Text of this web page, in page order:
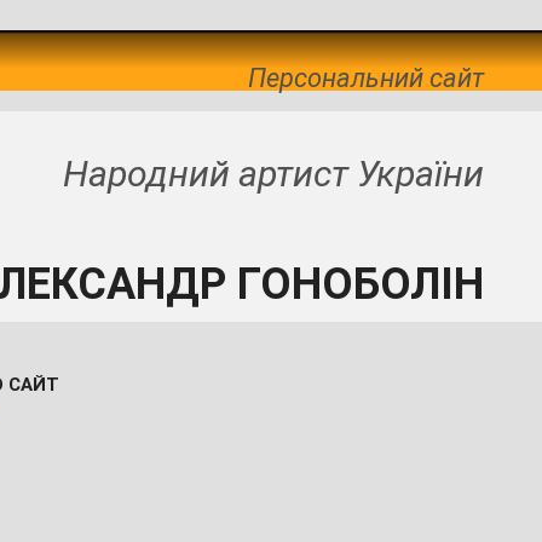
Персональний сайт
Народний артист України
ГОНОБОЛІН
САЙТ